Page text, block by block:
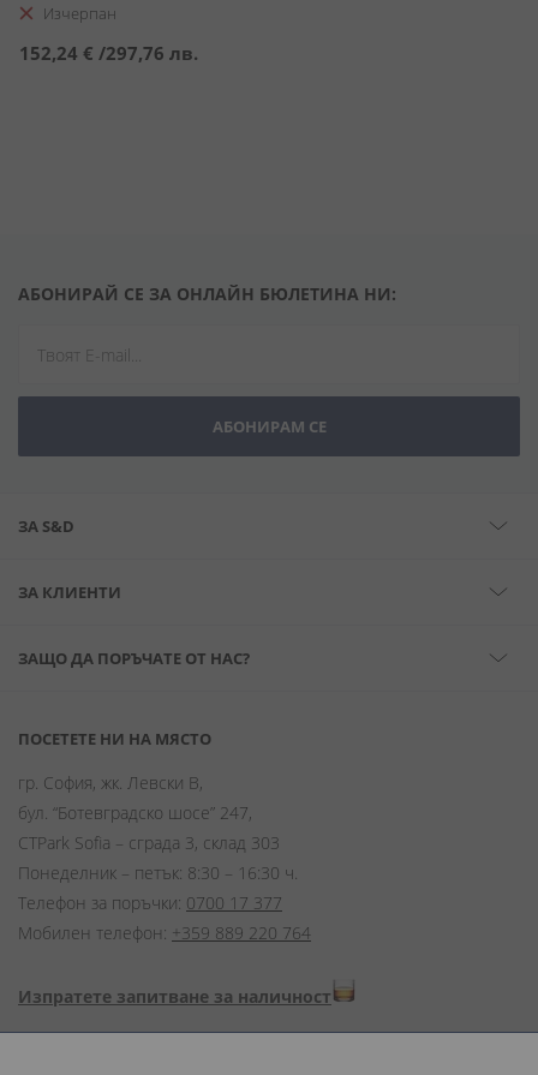
Изчерпан
152,24 € /297,76 лв.
АБОНИРАЙ СЕ ЗА ОНЛАЙН БЮЛЕТИНА НИ:
АБОНИРАМ СЕ
ЗА S&D
ЗА КЛИЕНТИ
ЗАЩО ДА ПОРЪЧАТЕ ОТ НАС?
ПОСЕТЕТЕ НИ НА МЯСТО
гр. София, жк. Левски В,
бул. “Ботевградско шосе” 247,
CTPark Sofia – сграда 3, склад 303
Понеделник – петък: 8:30 – 16:30 ч.
Телефон за поръчки: 0700 17 377
Мобилен телефон: +359 889 220 764
Изпратете запитване за наличност